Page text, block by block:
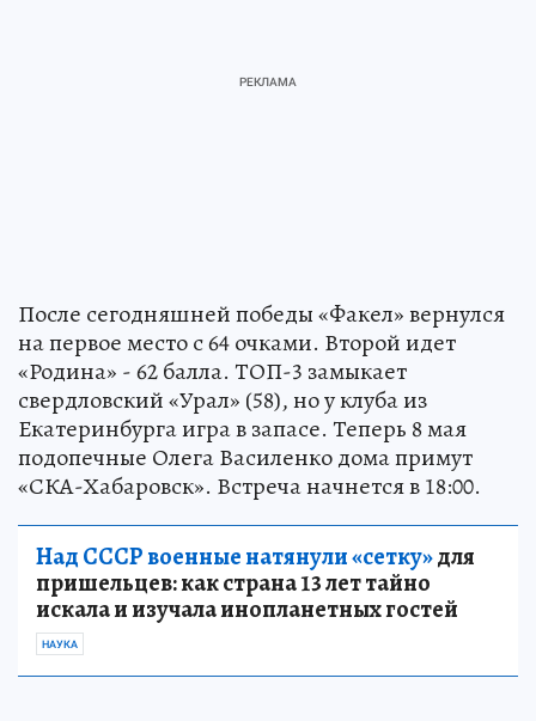
После сегодняшней победы «Факел» вернулся
на первое место с 64 очками. Второй идет
«Родина» - 62 балла. ТОП-3 замыкает
свердловский «Урал» (58), но у клуба из
Екатеринбурга игра в запасе. Теперь 8 мая
подопечные Олега Василенко дома примут
«СКА-Хабаровск». Встреча начнется в 18:00.
Над СССР военные натянули «сетку»для
пришельцев: как страна 13 лет тайно
искала и изучала инопланетных гостей
НАУКА